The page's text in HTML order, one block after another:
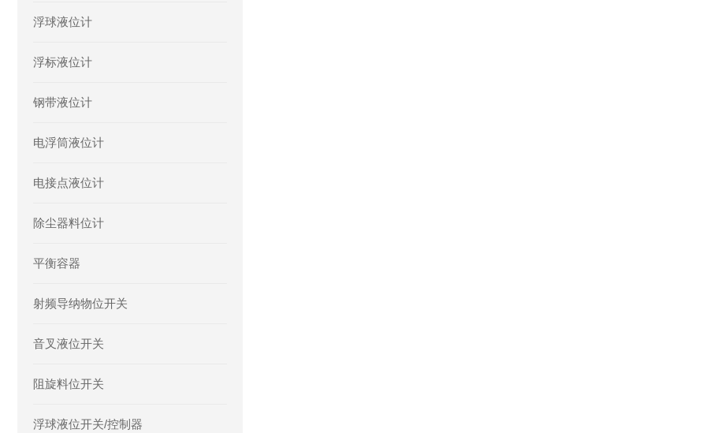
浮球液位计
浮标液位计
钢带液位计
电浮筒液位计
电接点液位计
除尘器料位计
平衡容器
射频导纳物位开关
音叉液位开关
阻旋料位开关
浮球液位开关/控制器